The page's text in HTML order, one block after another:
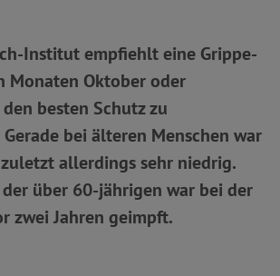
Institut empfiehlt eine Grippe-
Monaten Oktober oder
besten Schutz zu
bei älteren Menschen war
allerdings sehr niedrig.
über 60-jährigen war bei der
zwei Jahren geimpft.